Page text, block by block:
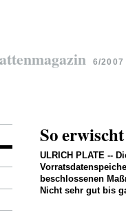
6/2007
So
ULRICH PLATE --
beschlossenen
Nicht sehr gut bis